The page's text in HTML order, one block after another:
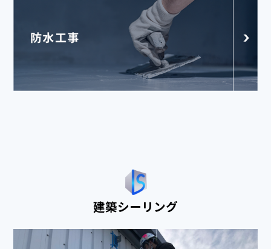
建築シーリング